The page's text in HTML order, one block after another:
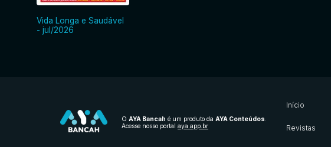
Vida Longa e Saudável
- jul/2026
O AYA Bancah é um produto da AYA Conteúdos
Acesse nosso portal aya.app.br
Início
Revistas